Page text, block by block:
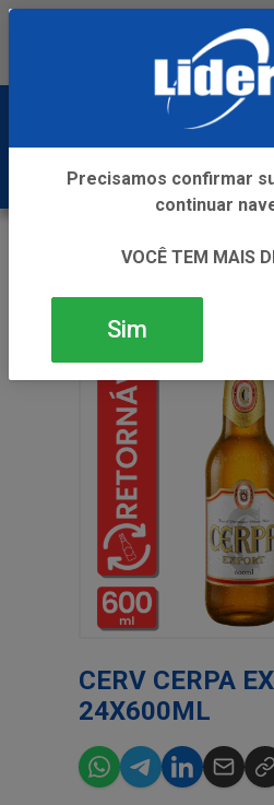
CERVEJA
600ML
CERV CERPA
24X600ML
Precisamos confirmar
continuar
VOCÊ TEM MAIS
Sim